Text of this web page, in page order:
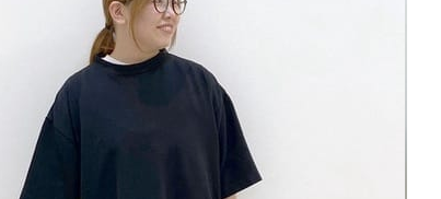
ロング・マキシ丈
タンクトップ・キャミソール
デニムパンツ